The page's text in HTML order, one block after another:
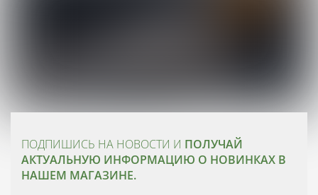
ПОДПИШИСЬ НА НОВОСТИ И ПОЛУЧАЙ
АКТУАЛЬНУЮ ИНФОРМАЦИЮ О НОВИНКАХ В
НАШЕМ МАГАЗИНЕ.